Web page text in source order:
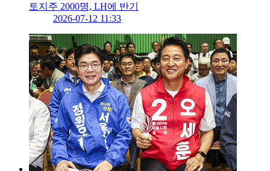
토지주 2000명, LH에 반기
2026-07-12 11:33